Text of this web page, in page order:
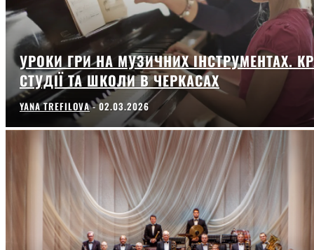
УРОКИ ГРИ НА МУЗИЧНИХ ІНСТРУМЕНТАХ.
СТУДІЇ ТА ШКОЛИ В ЧЕРКАСАХ
YANA TREFILOVA - 02.03.2026